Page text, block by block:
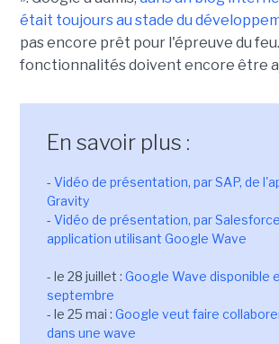
était toujours au stade du
pas encore prêt pour l'épreuve du
fonctionnalités doivent encore être
En savoir plus :
- Vidéo de présentation, par SAP, de
Gravity
- Vidéo de présentation, par
application utilisant Google Wave
- le 28 juillet : Google Wave disponible
septembre
- le 25 mai : Google veut faire
dans une wave